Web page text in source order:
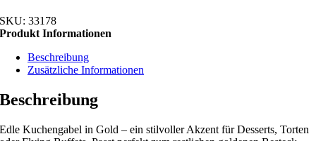
SKU:33178
Produkt Informationen
Beschreibung
Zusätzliche Informationen
Beschreibung
Edle Kuchengabel in Gold – ein stilvoller Akzent für Desserts, Torten